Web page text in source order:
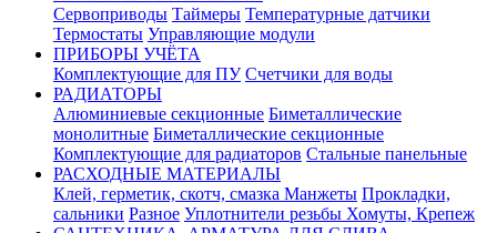
Сервоприводы Таймеры Температурные датчики
Термостаты Управляющие модули
ПРИБОРЫ УЧЁТА
Комплектующие для ПУ Счетчики для воды
РАДИАТОРЫ
Алюминиевые секционные Биметаллические
монолитные Биметаллические секционные
Комплектующие для радиаторов Стальные панельные
РАСХОДНЫЕ МАТЕРИАЛЫ
Клей, герметик, скотч, смазка Манжеты Прокладки,
сальники Разное Уплотнители резьбы Хомуты, Крепеж